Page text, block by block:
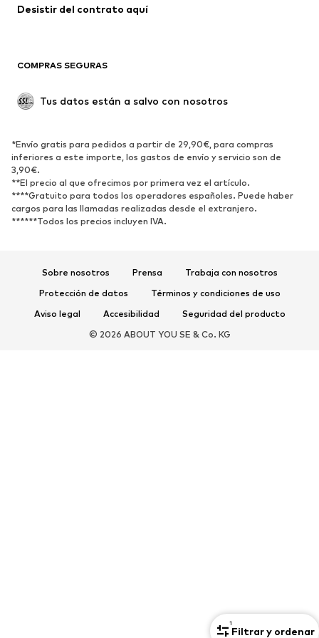
1
Filtrar y ordenar
Abrigos
Tallas grandes
Reciclado
ZAPATOS
Nuevo
Zapatillas de deporte
Botines
Zapatos de tacón y plataforma Botas
Zapatillas de casa
Exclusivo
Desistir del contrato aquí
COMPRAS SEGURAS
Tus datos están a salvo con nosotros
*Envío gratis para pedidos a partir de 29,90€, para compras
inferiores a este importe, los gastos de envío y servicio son de
3,90€.
**El precio al que ofrecimos por primera vez el artículo.
****Gratuito para todos los operadores españoles. Puede haber
cargos para las llamadas realizadas desde el extranjero.
******Todos los precios incluyen IVA.
Sobre nosotros Prensa
Trabaja con nosotros
Protección de datos
Términos y condiciones de uso
Aviso legal
Accesibilidad
Seguridad del producto
© 2026 ABOUT YOU SE & Co. KG